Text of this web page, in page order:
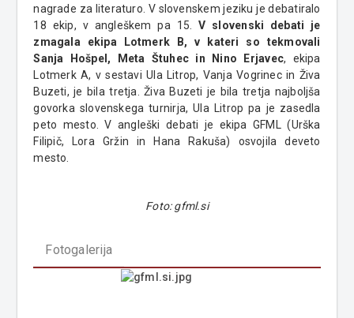
nagrade za literaturo. V slovenskem jeziku je debatiralo
18 ekip, v angleškem pa 15.V slovenski debati je
zmagala ekipa Lotmerk B, v kateri so tekmovali
Sanja Hošpel, Meta Štuhec in Nino Erjavec, ekipa
Lotmerk A, v sestavi Ula Litrop, Vanja Vogrinec in Živa
Buzeti, je bila tretja. Živa Buzeti je bila tretja najboljša
govorka slovenskega turnirja, Ula Litrop pa je zasedla
peto mesto. V angleški debati je ekipa GFML (Urška
Filipič, Lora Gržin in Hana Rakuša) osvojila deveto
mesto.
Foto: gfml.si
Fotogalerija